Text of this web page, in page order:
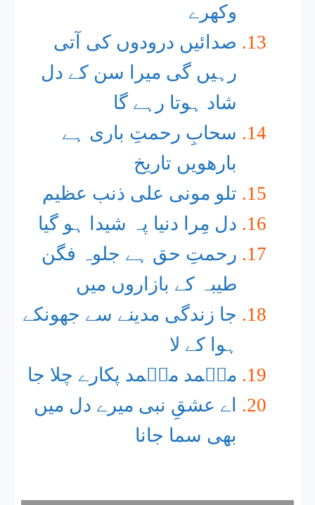
وکھرے
صدائیں درودوں کی آتی
رہیں گی میرا سن کے دل
شاد ہوتا رہے گا
سحابِ رحمتِ باری ہے
بارھویں تاریخ
تلو مونی علی ذنب عظیم
دل مِرا دنیا پہ شیدا ہو گیا
رحمتِ حق ہے جلوہ فگن
طیبہ کے بازاروں میں
جا زندگی مدینے سے جھونکے
ہوا کے لا
محؐمد محؐمد پکارے چلا جا
اے عشقِ نبی میرے دل میں
بھی سما جانا